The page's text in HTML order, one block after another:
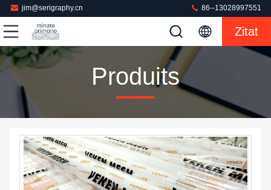
jim@serigraphy.cn 86--13028997551
Zitat
Produits